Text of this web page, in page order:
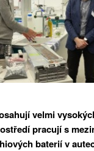
velmi
pracují s
baterií v